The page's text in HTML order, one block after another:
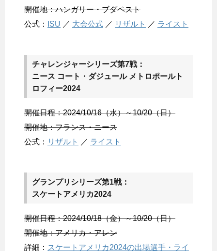
開催地：ハンガリー・ブダペスト
公式：
ISU ／ 大会公式 ／ リザルト ／ ライスト
チャレンジャーシリーズ第7戦：
ニース コート・ダジュール メトロポールト
ロフィー2024
開催日程：2024/10/16（水）～10/20（日）
開催地：フランス・ニース
公式： リザルト ／ ライスト
グランプリシリーズ第1戦：
スケートアメリカ2024
開催日程：2024/10/18（金）～10/20（日）
開催地：アメリカ・アレン
詳細： スケートアメリカ2024の出場選手・ライ